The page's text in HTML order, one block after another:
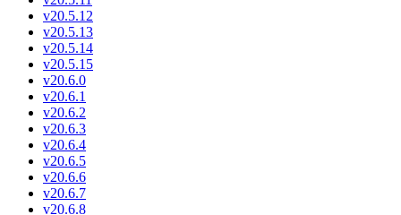
v20.5.12
v20.5.13
v20.5.14
v20.5.15
v20.6.0
v20.6.1
v20.6.2
v20.6.3
v20.6.4
v20.6.5
v20.6.6
v20.6.7
v20.6.8